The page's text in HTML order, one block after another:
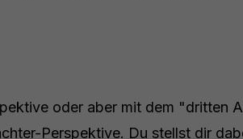
oder aber mit dem "dritten
Perspektive. Du stellst dir